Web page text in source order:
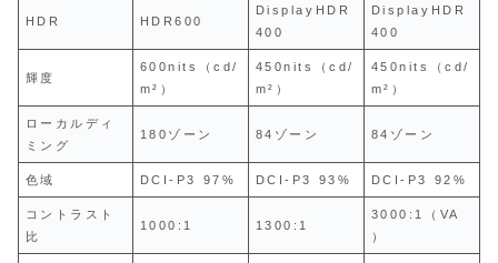
HDR HDR600
DisplayHDR
400
DisplayHDR
400
輝度
600nits（cd/
m²）
450nits（cd/
m²）
450nits（cd/
m²）
ローカルディ
ミング
180ゾーン 84ゾーン 84ゾーン
色域 DCI‑P3 97% DCI‑P3 93% DCI‑P3 92%
コントラスト
比
1000:1 1300:1
3000:1（VA
）